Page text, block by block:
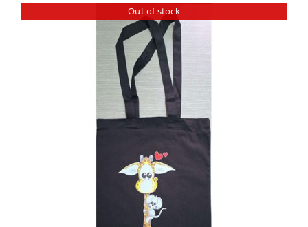
Out of stock